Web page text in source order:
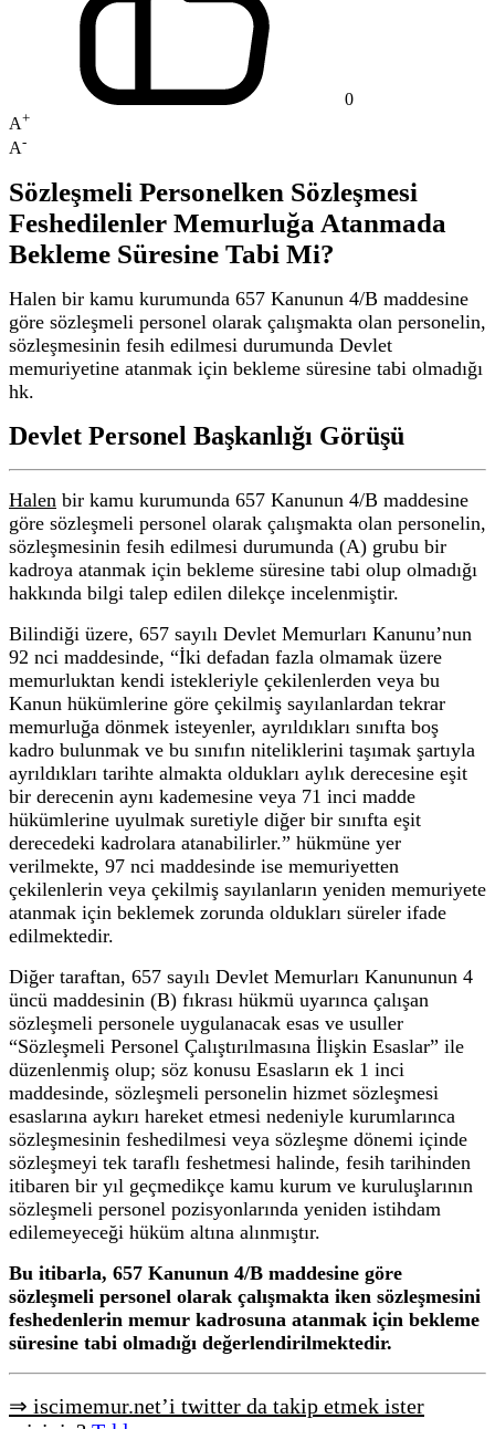
0
A+
A-
Sözleşmeli Personelken Sözleşmesi
Feshedilenler Memurluğa Atanmada
Bekleme Süresine Tabi Mi?
Halen bir kamu kurumunda 657 Kanunun 4/B maddesine
göre sözleşmeli personel olarak çalışmakta olan personelin,
sözleşmesinin fesih edilmesi durumunda Devlet
memuriyetine atanmak için bekleme süresine tabi olmadığı
hk.
Devlet Personel Başkanlığı Görüşü
Halen bir kamu kurumunda 657 Kanunun 4/B maddesine
göre sözleşmeli personel olarak çalışmakta olan personelin,
sözleşmesinin fesih edilmesi durumunda (A) grubu bir
kadroya atanmak için bekleme süresine tabi olup olmadığı
hakkında bilgi talep edilen dilekçe incelenmiştir.
Bilindiği üzere, 657 sayılı Devlet Memurları Kanunu’nun
92 nci maddesinde, “İki defadan fazla olmamak üzere
memurluktan kendi istekleriyle çekilenlerden veya bu
Kanun hükümlerine göre çekilmiş sayılanlardan tekrar
memurluğa dönmek isteyenler, ayrıldıkları sınıfta boş
kadro bulunmak ve bu sınıfın niteliklerini taşımak şartıyla
ayrıldıkları tarihte almakta oldukları aylık derecesine eşit
bir derecenin aynı kademesine veya 71 inci madde
hükümlerine uyulmak suretiyle diğer bir sınıfta eşit
derecedeki kadrolara atanabilirler.” hükmüne yer
verilmekte, 97 nci maddesinde ise memuriyetten
çekilenlerin veya çekilmiş sayılanların yeniden memuriyete
atanmak için beklemek zorunda oldukları süreler ifade
edilmektedir.
Diğer taraftan, 657 sayılı Devlet Memurları Kanununun 4
üncü maddesinin (B) fıkrası hükmü uyarınca çalışan
sözleşmeli personele uygulanacak esas ve usuller
“Sözleşmeli Personel Çalıştırılmasına İlişkin Esaslar” ile
düzenlenmiş olup; söz konusu Esasların ek 1 inci
maddesinde, sözleşmeli personelin hizmet sözleşmesi
esaslarına aykırı hareket etmesi nedeniyle kurumlarınca
sözleşmesinin feshedilmesi veya sözleşme dönemi içinde
sözleşmeyi tek taraflı feshetmesi halinde, fesih tarihinden
itibaren bir yıl geçmedikçe kamu kurum ve kuruluşlarının
sözleşmeli personel pozisyonlarında yeniden istihdam
edilemeyeceği hüküm altına alınmıştır.
Bu itibarla, 657 Kanunun 4/B maddesine göre
sözleşmeli personel olarak çalışmakta iken sözleşmesini
feshedenlerin memur kadrosuna atanmak için bekleme
süresine tabi olmadığı değerlendirilmektedir.
⇒ iscimemur.net’i twitter da takip etmek ister